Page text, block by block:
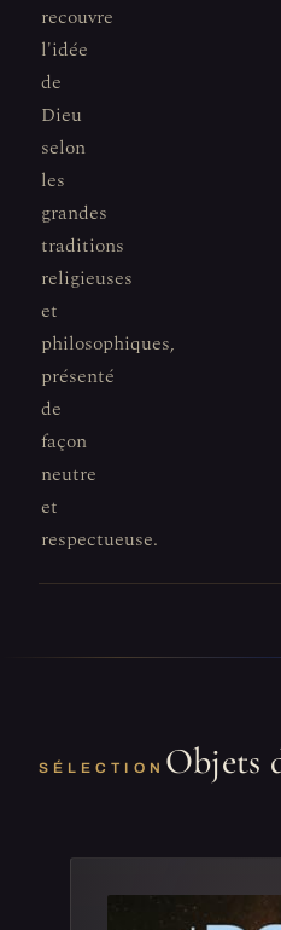
recouvre
l'idée
de
Dieu
selon
les
grandes
traditions
religieuses
et
philosophiques,
présenté
de
façon
neutre
et
respectueuse.
SÉLECTION Objets